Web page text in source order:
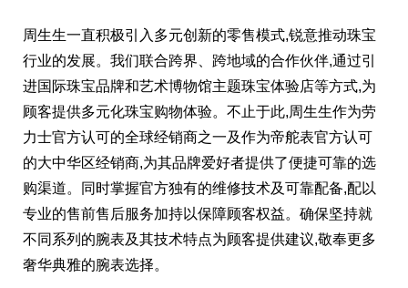
周生生一直积极引入多元创新的零售模式,锐意推动珠宝
行业的发展。我们联合跨界、跨地域的合作伙伴,通过引
进国际珠宝品牌和艺术博物馆主题珠宝体验店等方式,为
顾客提供多元化珠宝购物体验。不止于此,周生生作为劳
力士官方认可的全球经销商之一及作为帝舵表官方认可
的大中华区经销商,为其品牌爱好者提供了便捷可靠的选
购渠道。同时掌握官方独有的维修技术及可靠配备,配以
专业的售前售后服务加持以保障顾客权益。确保坚持就
不同系列的腕表及其技术特点为顾客提供建议,敬奉更多
奢华典雅的腕表选择。